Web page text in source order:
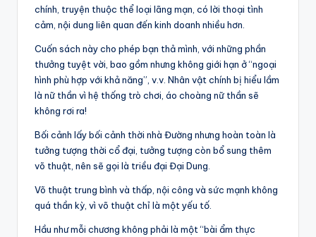
chính, truyện thuộc thể loại lãng mạn, có lời thoại tình
cảm, nội dung liên quan đến kinh doanh nhiều hơn.
Cuốn sách này cho phép bạn thả mình, với những phần
thưởng tuyệt vời, bao gồm nhưng không giới hạn ở “ngoại
hình phù hợp với khả năng”, v.v. Nhân vật chính bị hiểu lầm
là nữ thần vì hệ thống trò chơi, áo choàng nữ thần sẽ
không rơi ra!
Bối cảnh lấy bối cảnh thời nhà Đường nhưng hoàn toàn là
tưởng tượng thời cổ đại, tưởng tượng còn bổ sung thêm
võ thuật, nên sẽ gọi là triều đại Đại Dung.
Võ thuật trung bình và thấp, nội công và sức mạnh không
quá thần kỳ, vì võ thuật chỉ là một yếu tố.
Hầu như mỗi chương không phải là một “bài ẩm thực